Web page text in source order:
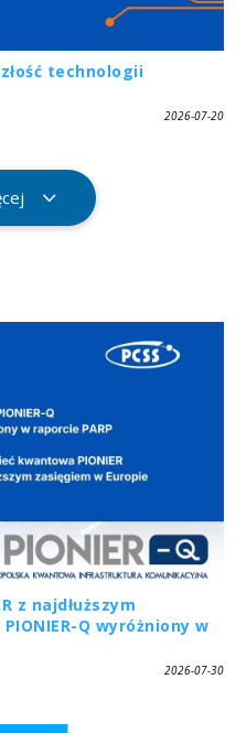
technologii
2026-07-20
z najdłuższym
Q wyróżniony w
2026-07-30